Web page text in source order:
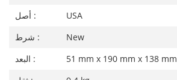
أصل :
USA
شرط :
New
البعد :
51 mm x 190 mm x 138 mm